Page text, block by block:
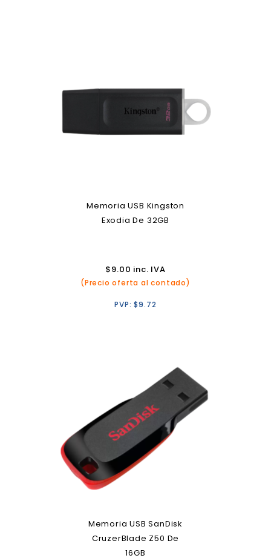
Memoria USB Kingston
Exodia De 32GB
$9.00 inc. IVA
(Precio oferta al contado)
PVP:$9.72
Memoria USB SanDisk
CruzerBlade Z50 De
16GB